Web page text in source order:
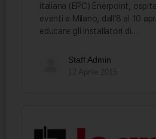
italiana (EPC) Enerpoint,
eventi a Milano, dall’8 al 10
educare gli installatori di…
Staff Admin